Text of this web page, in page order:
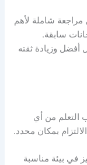
مراجعة شاملة لأهم
سابقة.
أفضل وزيادة ثقته
التعلم من أي
بمكان محدد.
في بيئة مناسبة